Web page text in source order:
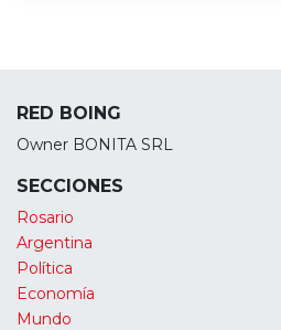
RED BOING
Owner BONITA SRL
SECCIONES
Rosario
Argentina
Política
Economía
Mundo